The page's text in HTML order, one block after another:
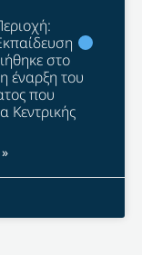
στο
έναρξη του
που
Κεντρικής